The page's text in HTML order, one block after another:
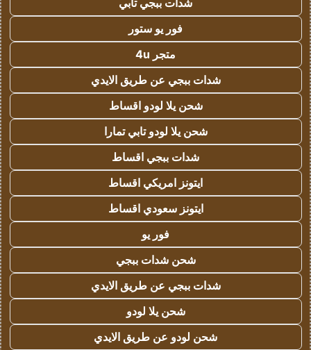
شدات ببجي تابي
فور يو ستور
متجر 4u
شدات ببجي عن طريق الايدي
شحن يلا لودو اقساط
شحن يلا لودو تابي تمارا
شدات ببجي اقساط
ايتونز امريكي اقساط
ايتونز سعودي اقساط
فور يو
شحن شدات ببجي
شدات ببجي عن طريق الايدي
شحن يلا لودو
شحن لودو عن طريق الايدي